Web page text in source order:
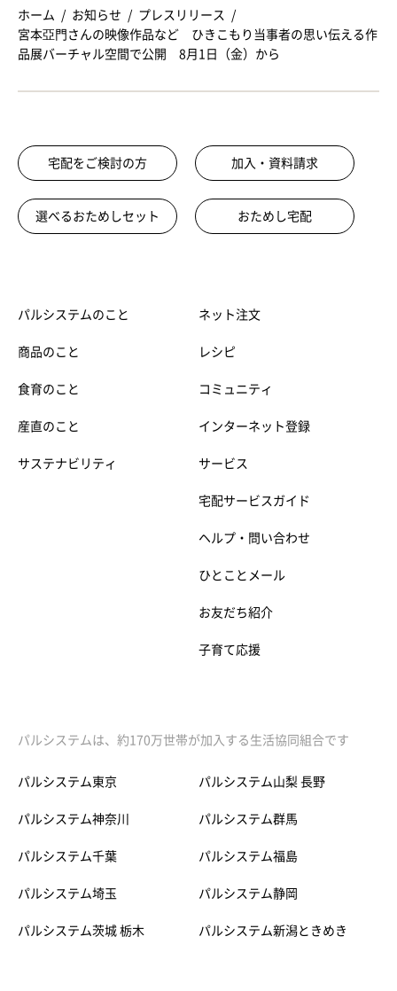
ホーム お知らせ
プレスリリース
宮本亞門さんの映像作品など ひきこもり当事者の思い伝える作
品展バーチャル空間で公開 8月1日（金）から
宅配をご検討の方 加入・資料請求
選べるおためしセット おためし宅配
パルシステムのこと
商品のこと
食育のこと
産直のこと
サステナビリティ
ネット注文
レシピ
コミュニティ
インターネット登録
サービス
宅配サービスガイド
ヘルプ・問い合わせ
ひとことメール
お友だち紹介
子育て応援
パルシステムは、約170万世帯が加入する生活協同組合です
パルシステム東京
パルシステム神奈川
パルシステム千葉
パルシステム埼玉
パルシステム茨城 栃木
パルシステム山梨 長野
パルシステム群馬
パルシステム福島
パルシステム静岡
パルシステム新潟ときめき